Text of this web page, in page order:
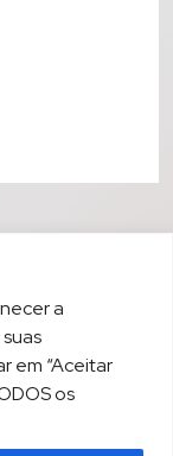
a
em “Aceitar
os